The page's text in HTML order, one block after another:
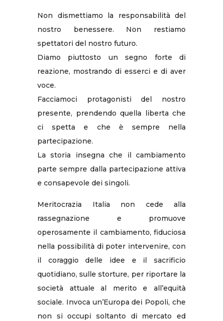
Non dismettiamo la responsabilità del
nostro benessere. Non restiamo
spettatori del nostro futuro.
Diamo piuttosto un segno forte di
reazione, mostrando di esserci e di aver
voce.
Facciamoci protagonisti del nostro
presente, prendendo quella liberta che
ci spetta e che è sempre nella
partecipazione.
La storia insegna che il cambiamento
parte sempre dalla partecipazione attiva
e consapevole dei singoli.
Meritocrazia Italia non cede alla
rassegnazione e promuove
operosamente il cambiamento, fiduciosa
nella possibilità di poter intervenire, con
il coraggio delle idee e il sacrificio
quotidiano, sulle storture, per riportare la
società attuale al merito e all’equità
sociale. Invoca un’Europa dei Popoli, che
non si occupi soltanto di mercato ed